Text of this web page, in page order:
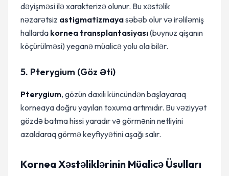
dəyişməsi ilə xarakterizə olunur. Bu xəstəlik
nəzarətsiz astigmatizmayasəbəb olur və irəliləmiş
hallarda kornea transplantasiyası(buynuz qişanın
köçürülməsi) yeganə müalicə yolu ola bilər.
5. Pterygium (Göz Əti)
Pterygium, gözün daxili küncündən başlayaraq
korneaya doğru yayılan toxuma artımıdır. Bu vəziyyət
gözdə batma hissi yaradır və görmənin netliyini
azaldaraq görmə keyfiyyətini aşağı salır.
Kornea Xəstəliklərinin Müalicə Üsulları